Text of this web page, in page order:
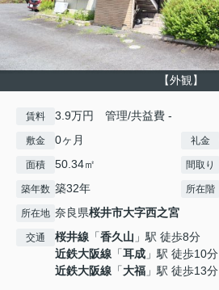
【外観】
賃料 3.9万円 管理/共益費 -
敷金 0ヶ月 礼金
面積 50.34㎡ 間取り
築年数 築32年 所在階
所在地 奈良県桜井市大字西之宮
交通 桜井線 「香久山 」駅 徒歩8分
近鉄大阪線 「耳成 」駅 徒歩10分
近鉄大阪線 「大福 」駅 徒歩13分